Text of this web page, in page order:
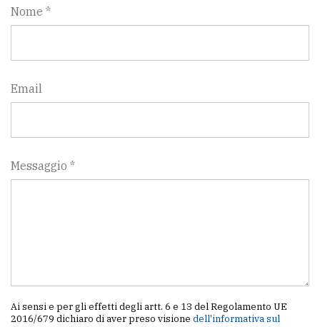
policy
Nome *
Email
Messaggio *
Ai sensi e per gli effetti degli artt. 6 e 13 del Regolamento UE
2016/679 dichiaro di aver preso visione dell'informativa sul